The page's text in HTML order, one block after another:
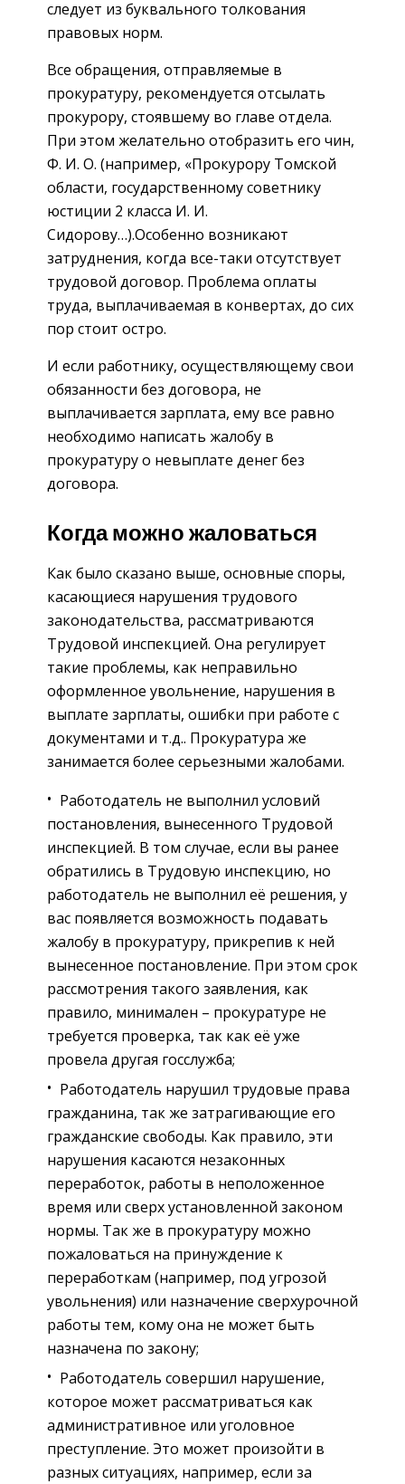
следует из буквального толкования
правовых норм.
Все обращения, отправляемые в
прокуратуру, рекомендуется отсылать
прокурору, стоявшему во главе отдела.
При этом желательно отобразить его чин,
Ф. И. О. (например, «Прокурору Томской
области, государственному советнику
юстиции 2 класса И. И.
Сидорову…).Особенно возникают
затруднения, когда все-таки отсутствует
трудовой договор. Проблема оплаты
труда, выплачиваемая в конвертах, до сих
пор стоит остро.
И если работнику, осуществляющему свои
обязанности без договора, не
выплачивается зарплата, ему все равно
необходимо написать жалобу в
прокуратуру о невыплате денег без
договора.
Когда можно жаловаться
Как было сказано выше, основные споры,
касающиеся нарушения трудового
законодательства, рассматриваются
Трудовой инспекцией. Она регулирует
такие проблемы, как неправильно
оформленное увольнение, нарушения в
выплате зарплаты, ошибки при работе с
документами и т.д.. Прокуратура же
занимается более серьезными жалобами.
Работодатель не выполнил условий
постановления, вынесенного Трудовой
инспекцией. В том случае, если вы ранее
обратились в Трудовую инспекцию, но
работодатель не выполнил её решения, у
вас появляется возможность подавать
жалобу в прокуратуру, прикрепив к ней
вынесенное постановление. При этом срок
рассмотрения такого заявления, как
правило, минимален – прокуратуре не
требуется проверка, так как её уже
провела другая госслужба;
Работодатель нарушил трудовые права
гражданина, так же затрагивающие его
гражданские свободы. Как правило, эти
нарушения касаются незаконных
переработок, работы в неположенное
время или сверх установленной законом
нормы. Так же в прокуратуру можно
пожаловаться на принуждение к
переработкам (например, под угрозой
увольнения) или назначение сверхурочной
работы тем, кому она не может быть
назначена по закону;
Работодатель совершил нарушение,
которое может рассматриваться как
административное или уголовное
преступление. Это может произойти в
разных ситуациях, например, если за